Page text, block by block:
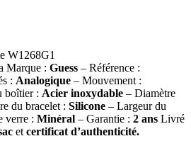
W1268G1
Marque : Guess – Référence :
: Analogique – Mouvement :
boîtier : Acier inoxydable – Diamètre
du bracelet : Silicone – Largeur du
verre : Minéral – Garantie : 2 ans Livré
et certificat d’authenticité.